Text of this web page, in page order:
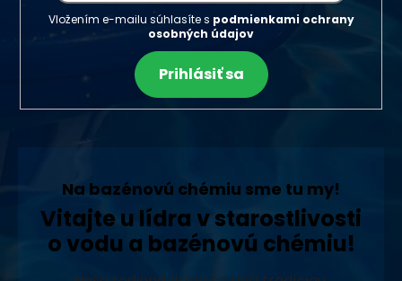
Vložením e-mailu súhlasíte s podmienkami ochrany
osobných údajov
Prihlásiť sa
Na bazénovú chémiu sme tu my!
Vitajte u lídra v starostlivosti
o vodu a bazénovú chémiu!